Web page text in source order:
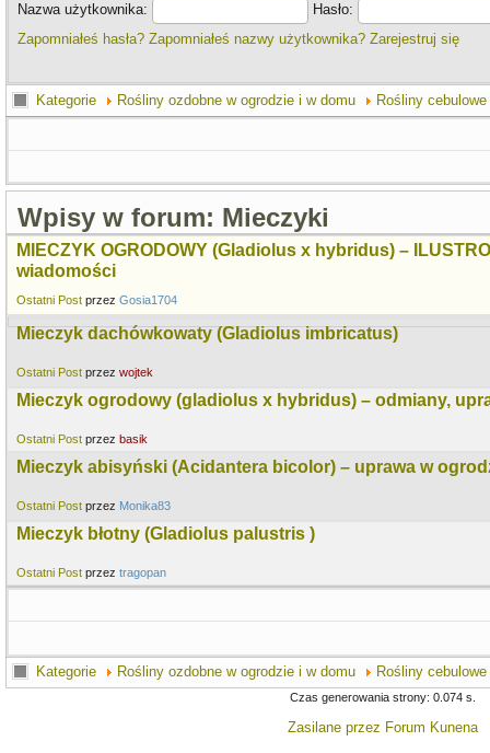
Nazwa użytkownika:
Hasło:
Zapomniałeś hasła? Zapomniałeś nazwy użytkownika? Zarejestruj się
Kategorie Rośliny ozdobne w ogrodzie i w domu Rośliny
Wpisy w forum: Mieczyki
MIECZYK OGRODOWY (Gladiolus x hybridus) –
wiadomości
Ostatni Post przez Gosia1704
Mieczyk dachówkowaty (Gladiolus imbricatus)
Ostatni Post przez wojtek
Mieczyk ogrodowy (gladiolus x hybridus) – odmiany,
Ostatni Post przez basik
Mieczyk abisyński (Acidantera bicolor) – uprawa w
Ostatni Post przez Monika83
Mieczyk błotny (Gladiolus palustris )
Ostatni Post przez tragopan
Kategorie Rośliny ozdobne w ogrodzie i w domu Rośliny
Czas generowania strony: 0.074 s.
Zasilane przez Forum Kunena